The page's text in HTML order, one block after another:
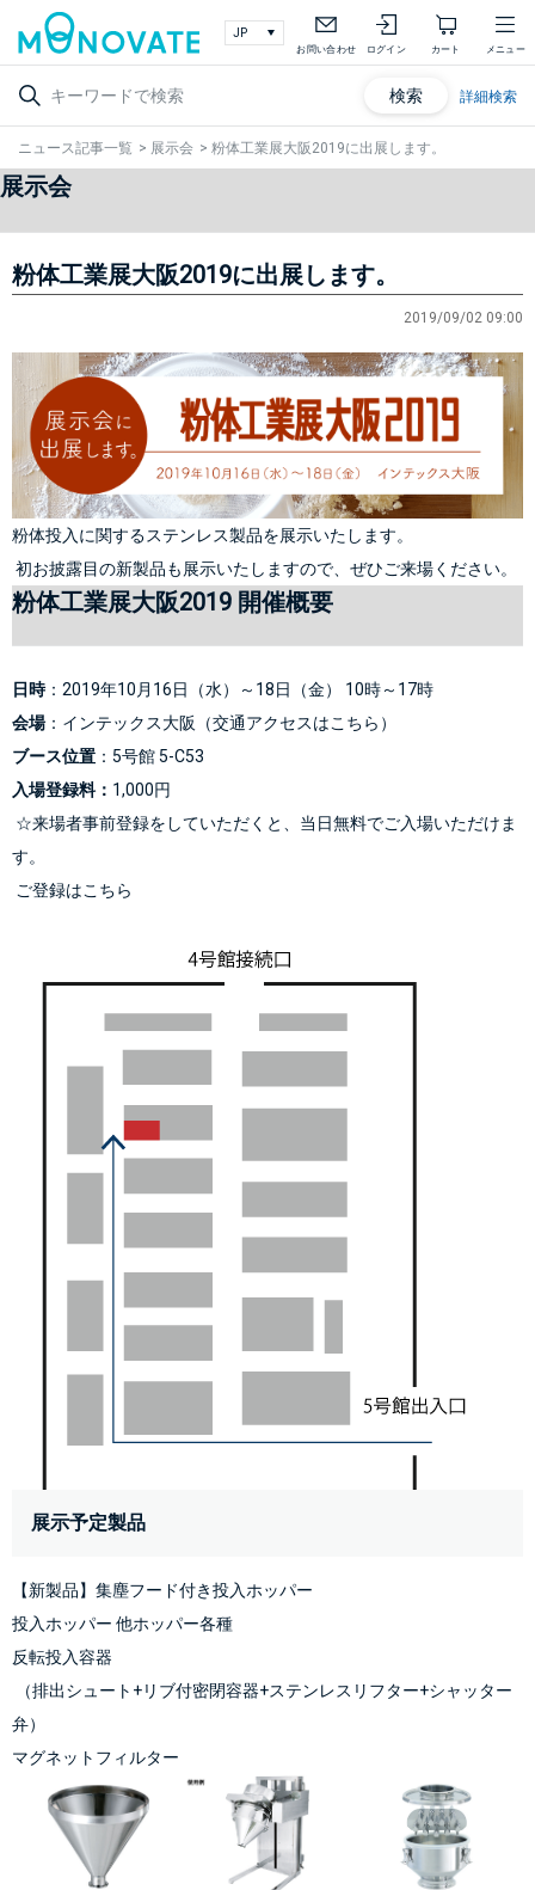
お問い合わせ ログイン カート メニュー
検索 詳細検索
ニュース記事一覧 > 展示会 > 粉体工業展大阪2019に出展します。
展示会
粉体工業展大阪2019に出展します。
2019/09/02 09:00
粉体投入に関するステンレス製品を展示いたします。
初お披露目の新製品も展示いたしますので、ぜひご来場ください。
粉体工業展大阪2019 開催概要
日時：2019年10月16日（水）～18日（金） 10時～17時
会場：インテックス大阪（交通アクセスはこちら ）
ブース位置 ：5号館 5-C53
入場登録料： 1,000円
す。
ご登録はこちら
展示予定製品
【新製品】集塵フード付き投入ホッパー
投入ホッパー 他ホッパー各種
反転投入容器
（排出シュート +リブ付密閉容器+ステンレスリフター+シャッター
弁）
マグネットフィルター